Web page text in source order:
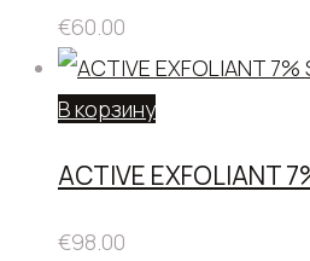
€60.00
В корзину
ACTIVE EXFOLIANT
€98.00